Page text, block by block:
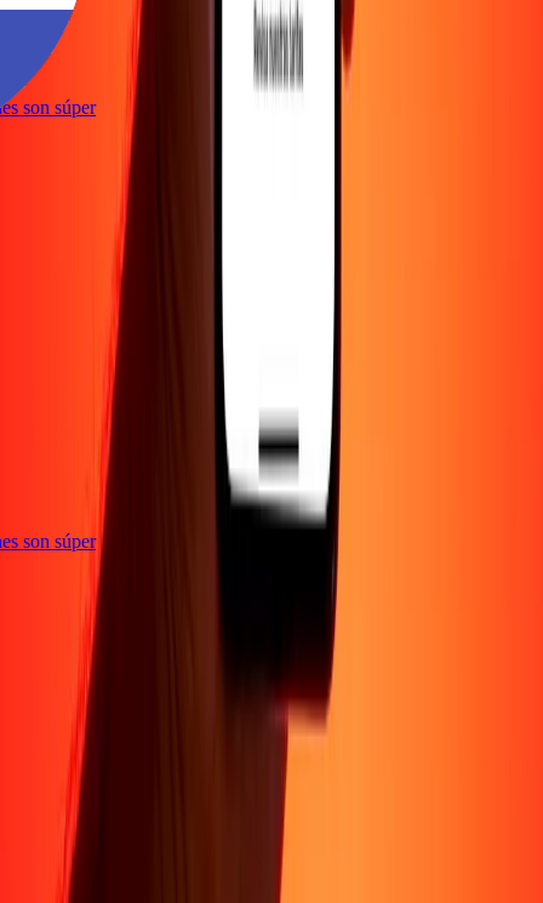
son súper
son súper
Acerca de
Conviértete en agenteConviértete en socio
Conviértete en socio estratégico
Carreras Promociones
Transferencia internacional de dinero
Soporte
Política de privacidad
Aviso de cookies
condiciones
Presentar una